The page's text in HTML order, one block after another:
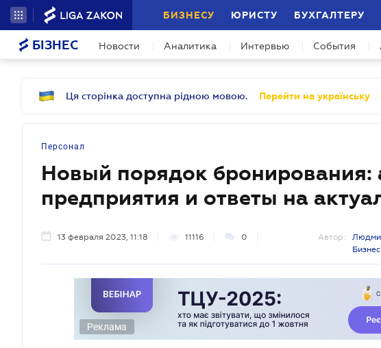
БИЗНЕСУ ЮРИСТУ БУХГАЛТЕРУ
БІЗНЕС Новости Аналитика Интервью События
Ця сторінка доступна рідною мовою. Перейти на українську
Персонал
Новый порядок бронирования:
предприятия и ответы на
13 февраля 2023, 11:18 11116 0 Автор:
Бизнес
Реклама